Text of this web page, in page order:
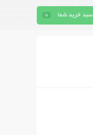
سبد خرید شما 0